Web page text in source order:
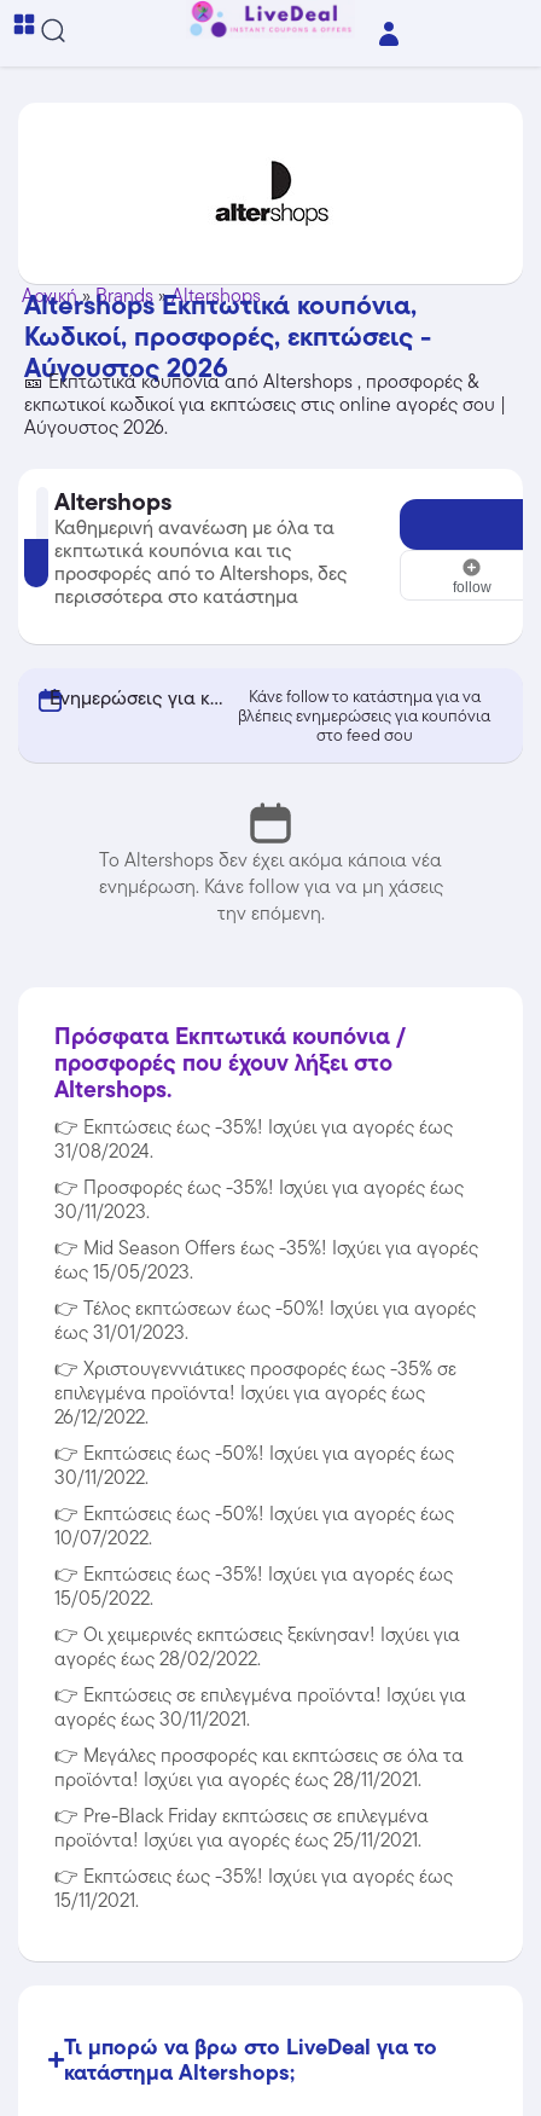
Αρχική»Brands »Altershops
Altershops Εκπτωτικά κουπόνια,
Κωδικοί, προσφορές, εκπτώσεις -
Αύγουστος 2026
🎫 Εκπτωτικά κουπόνια από Altershops , προσφορές &
εκπωτικοί κωδικοί για εκπτώσεις στις online αγορές σου |
Αύγουστος 2026.
Altershops
Altershops
Καθημερινή ανανέωση με όλα τα
εκπτωτικά κουπόνια και τις
προσφορές από το Altershops, δες
περισσότερα στο κατάστημα
follow
Ενημερώσεις για κουπόνια από Altershops
Κάνε follow το κατάστημα για να
βλέπεις ενημερώσεις για κουπόνια
στο feed σου
Το Altershops δεν έχει ακόμα κάποια νέα
ενημέρωση. Κάνε follow για να μη χάσεις
την επόμενη.
Πρόσφατα Εκπτωτικά κουπόνια /
προσφορές που έχουν λήξει στο
Altershops.
👉 Εκπτώσεις έως -35%! Ισχύει για αγορές έως
31/08/2024.
👉 Προσφορές έως -35%! Ισχύει για αγορές έως
30/11/2023.
👉 Mid Season Offers έως -35%! Ισχύει για αγορές
έως 15/05/2023.
👉 Τέλος εκπτώσεων έως -50%! Ισχύει για αγορές
έως 31/01/2023.
👉 Χριστουγεννιάτικες προσφορές έως -35% σε
επιλεγμένα προϊόντα! Ισχύει για αγορές έως
26/12/2022.
👉 Εκπτώσεις έως -50%! Ισχύει για αγορές έως
30/11/2022.
👉 Εκπτώσεις έως -50%! Ισχύει για αγορές έως
10/07/2022.
👉 Εκπτώσεις έως -35%! Ισχύει για αγορές έως
15/05/2022.
👉 Οι χειμερινές εκπτώσεις ξεκίνησαν! Ισχύει για
αγορές έως 28/02/2022.
👉 Εκπτώσεις σε επιλεγμένα προϊόντα! Ισχύει για
αγορές έως 30/11/2021.
👉 Μεγάλες προσφορές και εκπτώσεις σε όλα τα
προϊόντα! Ισχύει για αγορές έως 28/11/2021.
👉 Pre-Black Friday εκπτώσεις σε επιλεγμένα
προϊόντα! Ισχύει για αγορές έως 25/11/2021.
👉 Εκπτώσεις έως -35%! Ισχύει για αγορές έως
15/11/2021.
Τι μπορώ να βρω στο LiveDeal για το
κατάστημα Altershops;